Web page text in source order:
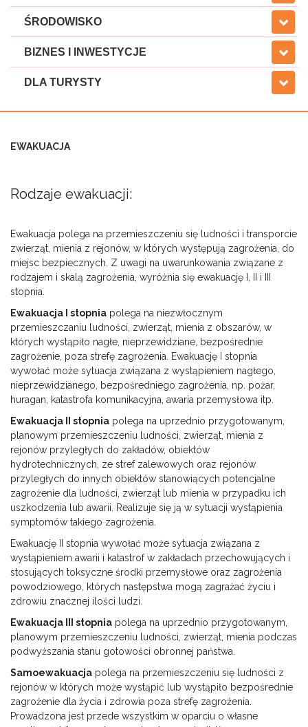
ŚRODOWISKO
BIZNES I INWESTYCJE
DLA TURYSTY
EWAKUACJA
Rodzaje ewakuacji:
Ewakuacja polega na przemieszczeniu się ludności i transporcie
zwierząt, mienia z rejonów, w których występują zagrożenia, do
miejsc bezpiecznych. Z uwagi na uwarunkowania związane z
rodzajem i skalą zagrożenia, wyróżnia się ewakuację I, II i III
stopnia.
Ewakuacja I stopnia polega na niezwłocznym
przemieszczaniu ludności, zwierząt, mienia z obszarów, w
których wystąpiło nagłe, nieprzewidziane, bezpośrednie
zagrożenie, poza strefę zagrożenia. Ewakuację I stopnia
wywołać może sytuacja związana z wystąpieniem nagłego,
nieprzewidzianego, bezpośredniego zagrożenia, np. pożar,
huragan, katastrofa komunikacyjna, awaria przemysłowa itp.
Ewakuacja II stopnia polega na uprzednio przygotowanym,
planowym przemieszczeniu ludności, zwierząt, mienia z
rejonów przyległych do zakładów, obiektów
hydrotechnicznych, ze stref zalewowych oraz rejonów
przyległych do innych obiektów stanowiących potencjalne
zagrożenie dla ludności, zwierząt lub mienia w przypadku ich
uszkodzenia lub awarii. Realizuje się ją w sytuacji wystąpienia
symptomów takiego zagrożenia.
Ewakuację II stopnia wywołać może sytuacja związana z
wystąpieniem awarii i katastrof w zakładach przechowujących i
stosujących toksyczne środki przemysłowe oraz zagrożenia
powodziowego, których następstwa mogą zagrażać życiu i
zdrowiu znacznej ilości ludzi.
Ewakuacja III stopnia polega na uprzednio przygotowanym,
planowym przemieszczeniu ludności, zwierząt, mienia podczas
podwyższania stanu gotowości obronnej państwa.
Samoewakuacja polega na przemieszczeniu się ludności z
rejonów w których może wystąpić lub wystąpiło bezpośrednie
zagrożenie dla życia i zdrowia poza strefę zagrożenia.
Prowadzona jest przede wszystkim w oparciu o własne